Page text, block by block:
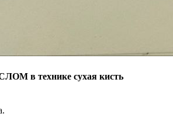
в технике сухая кисть